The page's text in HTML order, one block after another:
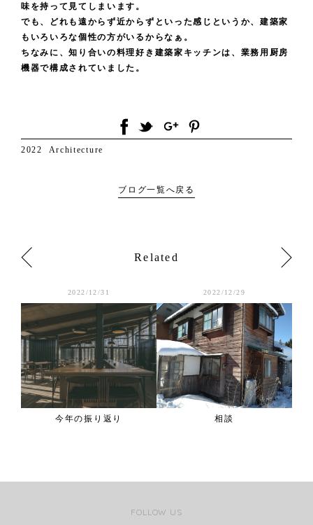
味を持って見てしまいます。
でも、どれも遠からず近からずといった感じというか、建築家
もいろいろな個性の方がいるからなぁ。
ちなみに、知り合いの料理好き建築家キッチンは、業務用厨房
機器で構成されていました。
2022 Architecture
ブログ一覧へ戻る
Related
2022/12/31
今年の振り返り
2022/12/29
相談
FOLLOW US